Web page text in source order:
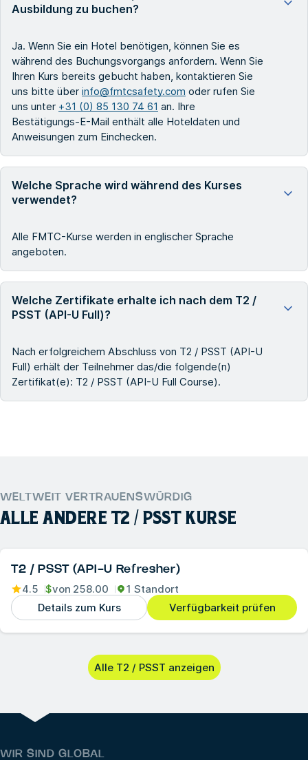
Ausbildung zu buchen?
Ja. Wenn Sie ein Hotel benötigen, können Sie es
während des Buchungsvorgangs anfordern. Wenn Sie
Ihren Kurs bereits gebucht haben, kontaktieren Sie
uns bitte über info@fmtcsafety.com oder rufen Sie
uns unter +31 (0) 85 130 74 61 an. Ihre
Bestätigungs-E-Mail enthält alle Hoteldaten und
Anweisungen zum Einchecken.
Welche Sprache wird während des Kurses
verwendet?
Alle FMTC-Kurse werden in englischer Sprache
angeboten.
Welche Zertifikate erhalte ich nach dem T2 /
PSST (API-U Full)?
Nach erfolgreichem Abschluss von T2 / PSST (API-U
Full) erhält der Teilnehmer das/die folgende(n)
Zertifikat(e): T2 / PSST (API-U Full Course).
WELTWEIT VERTRAUENSWÜRDIG
ALLE ANDERE T2 / PSST KURSE
T2 / PSST (API-U Refresher)
4.5 $von 258.00
1 Standort
Details zum Kurs
Verfügbarkeit prüfen
Alle T2 / PSST anzeigen
WIR SIND GLOBAL